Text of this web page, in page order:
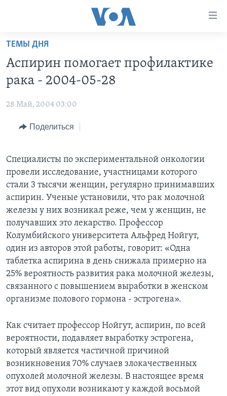
Перейти
основной
контент
Перейти
навигации
ПРОГРАММЫ
НОВОСТИ ЗА МИНУТУ
ИТОГИ
ДИСКУССИЯ VOA
ДЕТАЛИ
НЬЮ-ЙОРК NEW YORK
АМЕРИКА. БОЛЬШОЕ ПУТЕШЕСТВИЕ
ПРОЕКТЫ
УЧИМ АНГЛИЙСКИЙ
НАША АМЕРИКАНСКАЯ ИСТОРИЯ
АРТЕФАКТЫ
АМЕРИКАНСКИЕ ГОРОДКИ
ТЕСТЫ
ЭКСПЕРТИЗА
ИНТЕРВЬЮ
ЗА СВОБОДУ ПРЕССЫ
УЧИМ АНГЛИЙСКИЙ
ВИДЕО
ПОДПИСКА НА НОВОСТИ
Learning English
СОЦИАЛЬНЫЕ СЕТИ
ТЕМЫ ДНЯ
Аспирин помогает профилактике
рака - 2004-05-28
28 Май, 2004 03:00
Поделиться
Специалисты по экспериментальной онкологии
провели исследование, участницами которого
стали 3 тысячи женщин, регулярно принимавших
аспирин. Ученые установили, что рак молочной
железы у них возникал реже, чем у женщин, не
получавших это лекарство. Профессор
Колумбийского университета Альфред Нойгут,
один из авторов этой работы, говорит: «Одна
таблетка аспирина в день снижала примерно на
25% вероятность развития рака молочной железы,
связанного с повышением выработки в женском
организме полового гормона - эстрогена».
Как считает профессор Нойгут, аспирин, по всей
вероятности, подавляет выработку эстрогена,
который является частичной причиной
возникновения 70% случаев злокачественных
опухолей молочной железы. В настоящее время
этот вид опухоли возникают у каждой восьмой